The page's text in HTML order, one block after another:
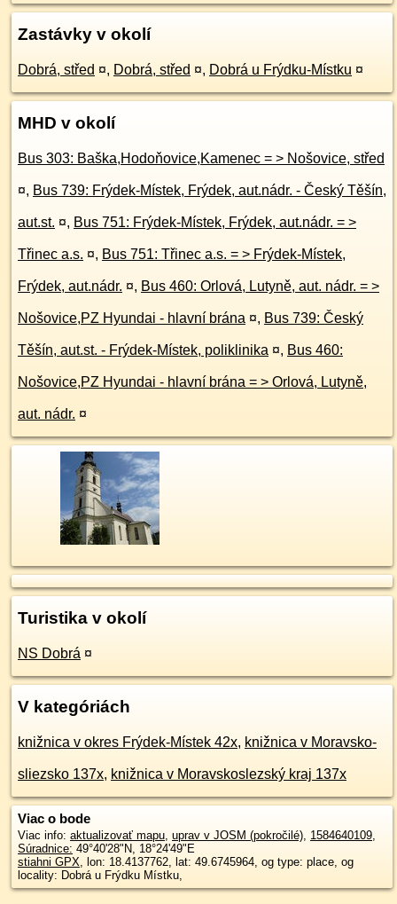
Zastávky v okolí
Dobrá, střed ¤, Dobrá, střed ¤, Dobrá u Frýdku-Místku ¤
MHD v okolí
Bus 303: Baška,Hodoňovice,Kamenec = > Nošovice, střed
¤, Bus 739: Frýdek-Místek, Frýdek, aut.nádr. - Český Těšín,
aut.st. ¤, Bus 751: Frýdek-Místek, Frýdek, aut.nádr. = >
Třinec a.s. ¤, Bus 751: Třinec a.s. = > Frýdek-Místek,
Frýdek, aut.nádr. ¤, Bus 460: Orlová, Lutyně, aut. nádr. = >
Nošovice,PZ Hyundai - hlavní brána ¤, Bus 739: Český
Těšín, aut.st. - Frýdek-Místek, poliklinika ¤, Bus 460:
Nošovice,PZ Hyundai - hlavní brána = > Orlová, Lutyně,
aut. nádr. ¤
Turistika v okolí
NS Dobrá ¤
V kategóriách
knižnica v okres Frýdek-Místek 42x, knižnica v Moravsko-
sliezsko 137x, knižnica v Moravskoslezský kraj 137x
Viac o bode
Viac info: aktualizovať mapu, uprav v JOSM (pokročilé), 1584640109,
Súradnice: 49°40'28"N, 18°24'49"E
stiahni GPX, lon: 18.4137762, lat: 49.6745964, og type: place, og
locality: Dobrá u Frýdku Místku,